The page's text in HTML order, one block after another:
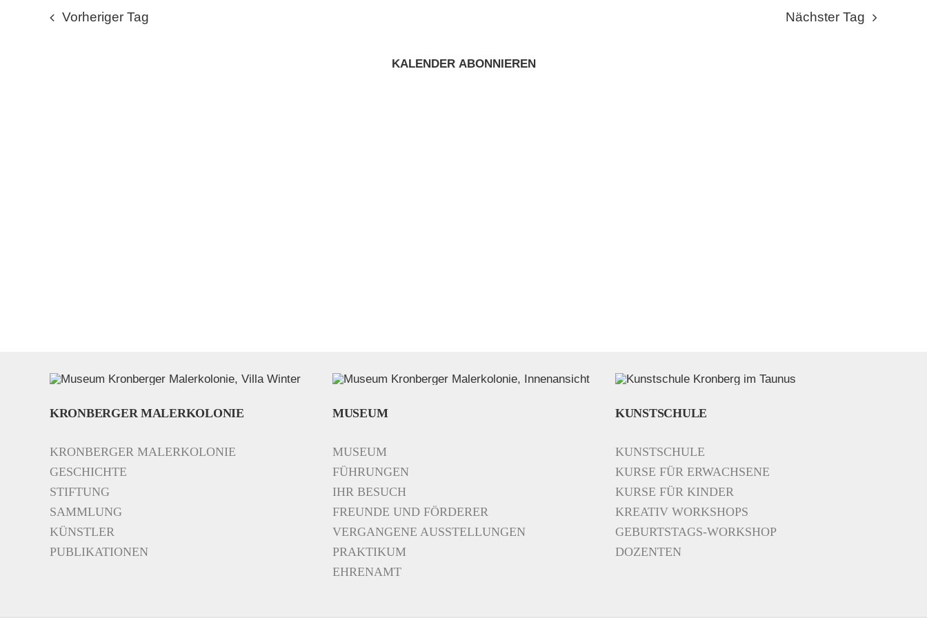
NOVEMBER
Vorheriger Tag Nächster Tag
KALENDER ABONNIEREN
KRONBERGER MALERKOLONIE
KRONBERGER MALERKOLONIE
GESCHICHTE
STIFTUNG
SAMMLUNG
KÜNSTLER
PUBLIKATIONEN
MUSEUM
MUSEUM
FÜHRUNGEN
IHR BESUCH
FREUNDE UND FÖRDERER
VERGANGENE AUSSTELLUNGEN
PRAKTIKUM
EHRENAMT
KUNSTSCHULE
KUNSTSCHULE
KURSE FÜR ERWACHSENE
KURSE FÜR KINDER
KREATIV WORKSHOPS
GEBURTSTAGS-WORKSHOP
DOZENTEN